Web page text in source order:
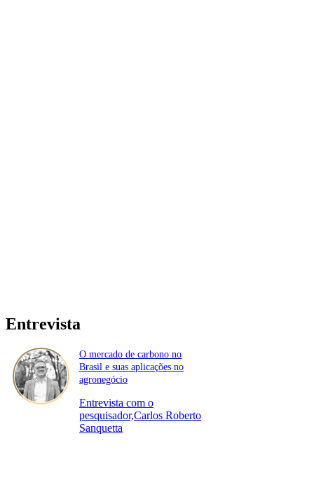
Entrevista
O mercado de carbono no
Brasil e suas aplicações no
agronegócio
Entrevista com o
pesquisador,Carlos Roberto
Sanquetta